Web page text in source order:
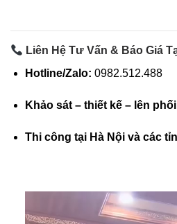
Liên Hệ Tư Vấn & Báo Giá
Hotline/Zalo: 0982.512.488
Khảo sát – thiết kế – lên
Thi công tại Hà Nội và các
chơi